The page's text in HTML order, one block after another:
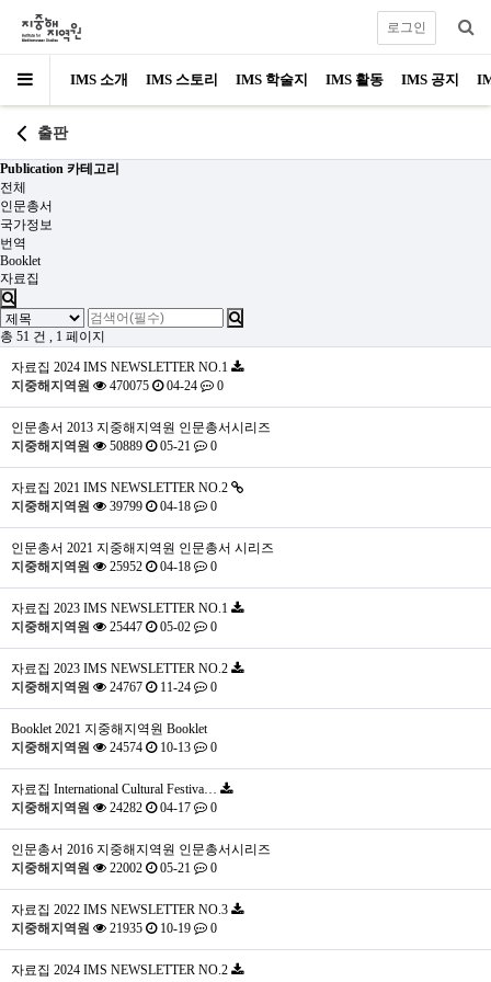
IMS 소개 IMS 스토리 IMS 학술지 IMS 활동 IMS 공지
로그인
출판
Publication 카테고리
전체
인문총서
국가정보
번역
Booklet
자료집
총 51 건 , 1 페이지
자료집 2024 IMS NEWSLETTER NO.1
지중해지역원
470075 04-24 0
인문총서 2013 지중해지역원 인문총서시리즈
지중해지역원
50889 05-21 0
자료집 2021 IMS NEWSLETTER NO.2
지중해지역원
39799 04-18 0
인문총서 2021 지중해지역원 인문총서 시리즈
지중해지역원
25952 04-18 0
자료집 2023 IMS NEWSLETTER NO.1
지중해지역원
25447 05-02 0
자료집 2023 IMS NEWSLETTER NO.2
지중해지역원
24767 11-24 0
Booklet 2021 지중해지역원 Booklet
지중해지역원
24574 10-13 0
자료집 International Cultural Festiva…
지중해지역원
24282 04-17 0
인문총서 2016 지중해지역원 인문총서시리즈
지중해지역원
22002 05-21 0
자료집 2022 IMS NEWSLETTER NO.3
지중해지역원
21935 10-19 0
자료집 2024 IMS NEWSLETTER NO.2